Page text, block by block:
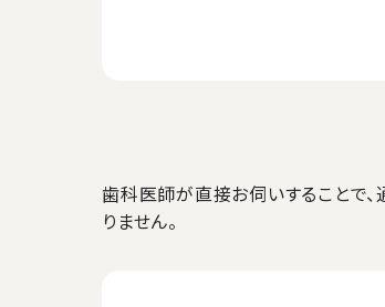
歯科医師が直接お伺いすることで
りません。